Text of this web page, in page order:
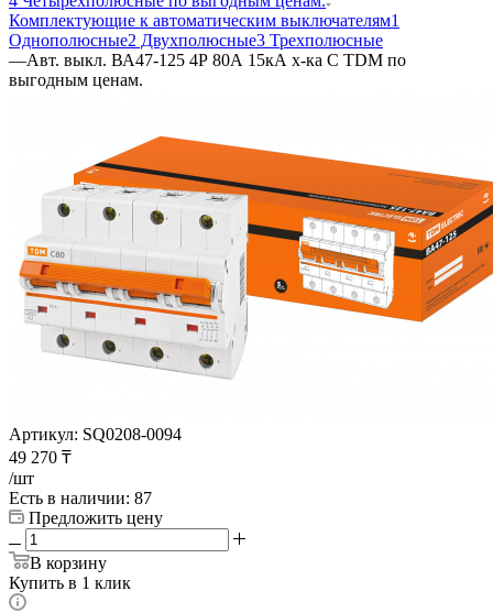
Комплектующие к автоматическим выключателям1
Однополюсные2 Двухполюсные3 Трехполюсные
—Авт. выкл. ВА47-125 4Р 80А 15кА х-ка С TDM по
выгодным ценам.
Артикул: SQ0208-0094
49 270 ₸
/шт
Есть в наличии: 87
Предложить цену
В корзину
Купить в 1 клик